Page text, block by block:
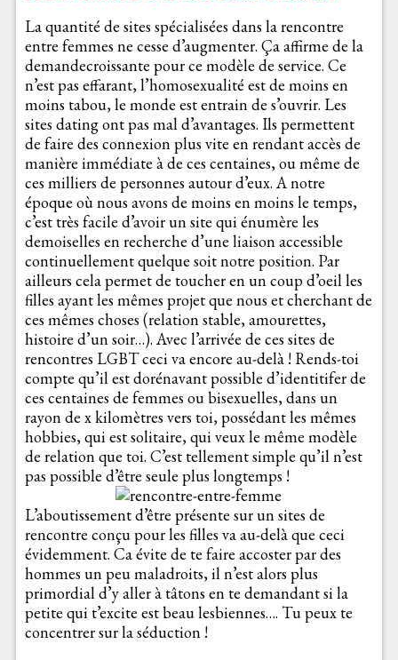
La quantité de sites spécialisées dans la rencontre
entre femmes ne cesse d’augmenter. Ça affirme de la
demandecroissante pour ce modèle de service. Ce
n’est pas effarant, l’homosexualité est de moins en
moins tabou, le monde est entrain de s’ouvrir. Les
sites dating ont pas mal d’avantages. Ils permettent
de faire des connexion plus vite en rendant accès de
manière immédiate à de ces centaines, ou même de
ces milliers de personnes autour d’eux. A notre
époque où nous avons de moins en moins le temps,
c’est très facile d’avoir un site qui énumère les
demoiselles en recherche d’une liaison accessible
continuellement quelque soit notre position. Par
ailleurs cela permet de toucher en un coup d’oeil les
filles ayant les mêmes projet que nous et cherchant de
ces mêmes choses (relation stable, amourettes,
histoire d’un soir…). Avec l’arrivée de ces sites de
rencontres LGBT ceci va encore au-delà ! Rends-toi
compte qu’il est dorénavant possible d’identitifer de
ces centaines de femmes ou bisexuelles, dans un
rayon de x kilomètres vers toi, possédant les mêmes
hobbies, qui est solitaire, qui veux le même modèle
de relation que toi. C’est tellement simple qu’il n’est
pas possible d’être seule plus longtemps !
L’aboutissement d’être présente sur un sites de
rencontre conçu pour les filles va au-delà que ceci
évidemment. Ca évite de te faire accoster par des
hommes un peu maladroits, il n’est alors plus
primordial d’y aller à tâtons en te demandant si la
petite qui t’excite est beau lesbiennes…. Tu peux te
concentrer sur la séduction !